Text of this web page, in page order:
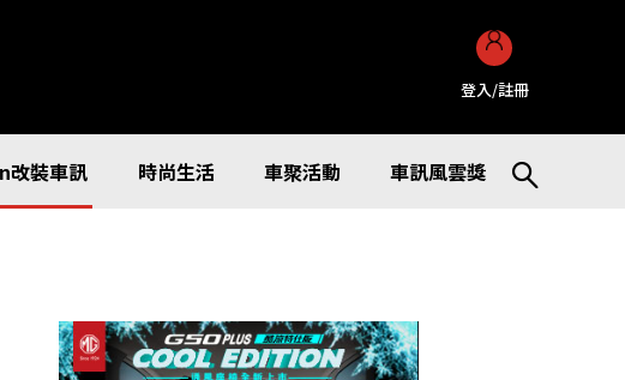
登入/註冊
裝車訊 時尚生活 車聚活動 車訊風雲獎